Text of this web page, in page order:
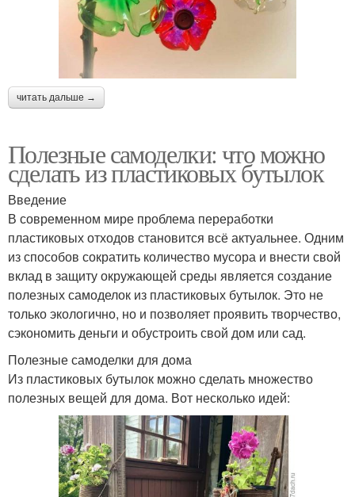
читать дальше →
Полезные самоделки: что можно
сделать из пластиковых бутылок
Введение
В современном мире проблема переработки
пластиковых отходов становится всё актуальнее. Одним
из способов сократить количество мусора и внести свой
вклад в защиту окружающей среды является создание
полезных самоделок из пластиковых бутылок. Это не
только экологично, но и позволяет проявить творчество,
сэкономить деньги и обустроить свой дом или сад.
Полезные самоделки для дома
Из пластиковых бутылок можно сделать множество
полезных вещей для дома. Вот несколько идей: